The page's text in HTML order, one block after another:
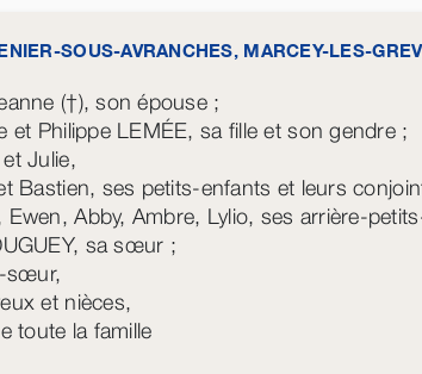
SOUS-AVRANCHES, MARCEY-LES-
(†), son épouse ;
et Philippe LEMÉE, sa fille et son gendre ;
Julie,
Bastien, ses petits-enfants et leurs
Ewen, Abby, Ambre, Lylio, ses arrière-
sa sœur ;
sœur,
et nièces,
toute la famille